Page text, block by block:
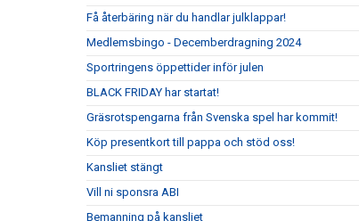
Få återbäring när du handlar julklappar!
Medlemsbingo - Decemberdragning 2024
Sportringens öppettider inför julen
BLACK FRIDAY har startat!
Gräsrotspengarna från Svenska spel har kommit!
Köp presentkort till pappa och stöd oss!
Kansliet stängt
Vill ni sponsra ABI
Bemanning på kansliet